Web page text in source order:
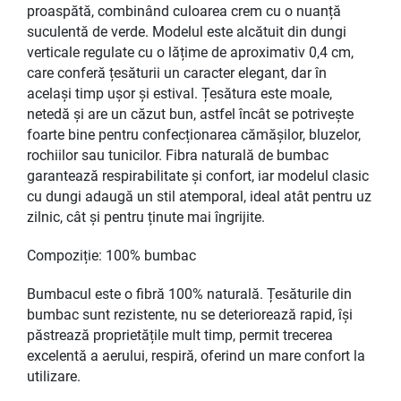
proaspătă, combinând culoarea crem cu o nuanță
suculentă de verde. Modelul este alcătuit din dungi
verticale regulate cu o lățime de aproximativ 0,4 cm,
care conferă țesăturii un caracter elegant, dar în
același timp ușor și estival. Țesătura este moale,
netedă și are un căzut bun, astfel încât se potrivește
foarte bine pentru confecționarea cămășilor, bluzelor,
rochiilor sau tunicilor. Fibra naturală de bumbac
garantează respirabilitate și confort, iar modelul clasic
cu dungi adaugă un stil atemporal, ideal atât pentru uz
zilnic, cât și pentru ținute mai îngrijite.
Compoziție: 100% bumbac
Bumbacul este o fibră 100% naturală. Țesăturile din
bumbac sunt rezistente, nu se deteriorează rapid, își
păstrează proprietățile mult timp, permit trecerea
excelentă a aerului, respiră, oferind un mare confort la
utilizare.